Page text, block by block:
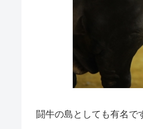
闘牛の島としても有名で